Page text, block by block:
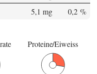
5,1 mg
0,2 %
Proteine/Eiweiss